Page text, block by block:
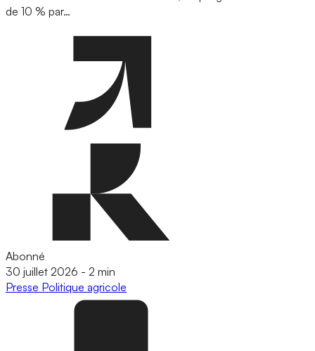
de 10 % par…
Abonné
30 juillet 2026 - 2 min
Presse Politique agricole